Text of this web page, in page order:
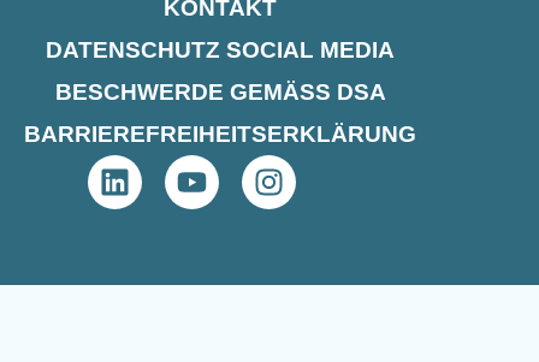
KONTAKT
DATENSCHUTZ SOCIAL MEDIA
BESCHWERDE GEMÄSS DSA
BARRIEREFREIHEITS­ERKLÄRUNG